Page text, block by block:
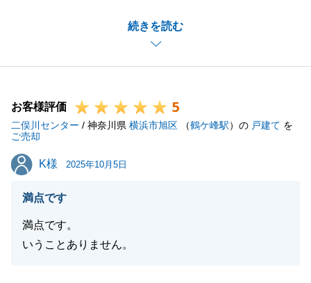
続きを読む
のご協力をいただきありがとうございました。
今後も引き続き末永くどうぞよろしくお願い申し上げ
ます。
閉じる
お客様評価 5
二俣川センター / 神奈川県 横浜市旭区 （鶴ケ峰駅）の 戸建て を
ご売却
K様
K様 2025年10月5日
満点です
満点です。
いうことありません。